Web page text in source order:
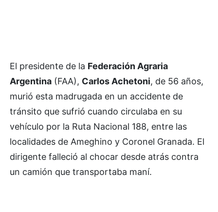
El presidente de la Federación Agraria
Argentina (FAA), Carlos Achetoni, de 56 años,
murió esta madrugada en un accidente de
tránsito que sufrió cuando circulaba en su
vehículo por la Ruta Nacional 188, entre las
localidades de Ameghino y Coronel Granada. El
dirigente falleció al chocar desde atrás contra
un camión que transportaba maní.